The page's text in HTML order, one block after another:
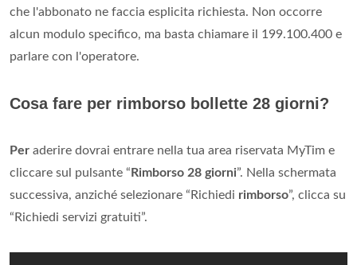
che l'abbonato ne faccia esplicita richiesta. Non occorre
alcun modulo specifico, ma basta chiamare il 199.100.400 e
parlare con l'operatore.
Cosa fare per rimborso bollette 28 giorni?
Per aderire dovrai entrare nella tua area riservata MyTim e
cliccare sul pulsante “Rimborso 28 giorni”. Nella schermata
successiva, anziché selezionare “Richiedi rimborso”, clicca su
“Richiedi servizi gratuiti”.